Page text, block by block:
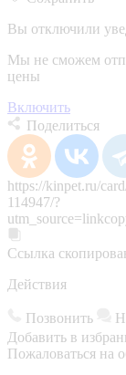
Вы отключили
Мы не сможем
цены
Включить
Поделиться
https://kinpet.ru/
114947/?
Ссылка
Действия
Позвонить
Добавить в
Пожаловаться на